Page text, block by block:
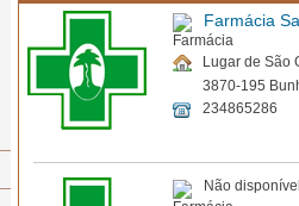
Farmácia
Lugar de São
3870-195
234865286
Não